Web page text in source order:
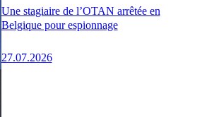
Une stagiaire de l’OTAN arrêtée en
Belgique pour espionnage
27.07.2026